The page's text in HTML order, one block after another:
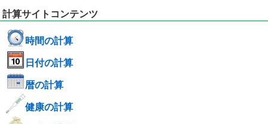
計算サイトコンテンツ
時間の計算
日付の計算
暦の計算
健康の計算